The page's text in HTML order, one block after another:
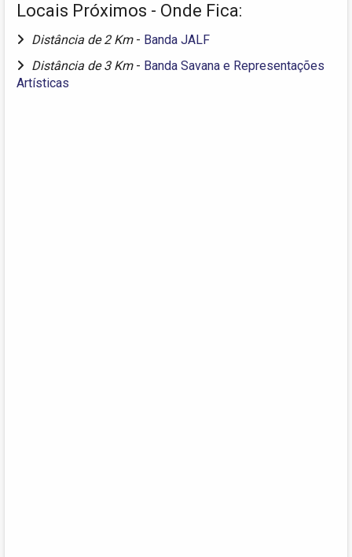
Locais Próximos - Onde Fica:
Distância de 2 Km - Banda JALF
Distância de 3 Km - Banda Savana e Representações
Artísticas